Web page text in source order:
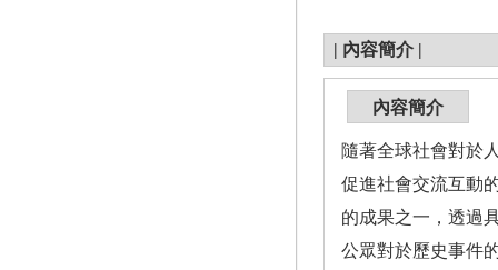
| 內容簡介 |
內容簡介
隨著全球社會對於
促進社會交流互動
的成果之一，透過
公眾對於歷史事件